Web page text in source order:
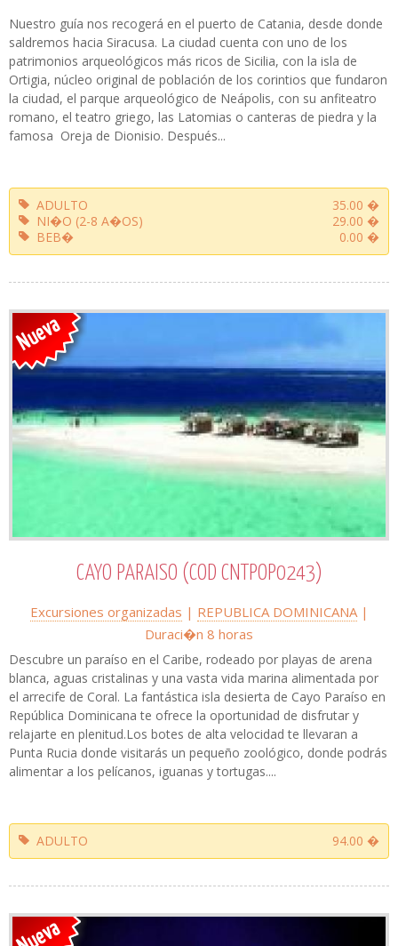
Nuestro guía nos recogerá en el puerto de Catania, desde donde
saldremos hacia Siracusa. La ciudad cuenta con uno de los
patrimonios arqueológicos más ricos de Sicilia, con la isla de
Ortigia, núcleo original de población de los corintios que fundaron
la ciudad, el parque arqueológico de Neápolis, con su anfiteatro
romano, el teatro griego, las Latomias o canteras de piedra y la
famosa Oreja de Dionisio. Después...
ADULTO
35.00 �
NI�O (2-8 A�OS)
29.00 �
BEB�
0.00 �
CAYO PARAISO (COD CNTPOP0243)
Excursiones organizadas | REPUBLICA DOMINICANA|
Duraci�n 8 horas
Descubre un paraíso en el Caribe, rodeado por playas de arena
blanca, aguas cristalinas y una vasta vida marina alimentada por
el arrecife de Coral. La fantástica isla desierta de Cayo Paraíso en
República Dominicana te ofrece la oportunidad de disfrutar y
relajarte en plenitud.Los botes de alta velocidad te llevaran a
Punta Rucia donde visitarás un pequeño zoológico, donde podrás
alimentar a los pelícanos, iguanas y tortugas....
ADULTO 94.00 �